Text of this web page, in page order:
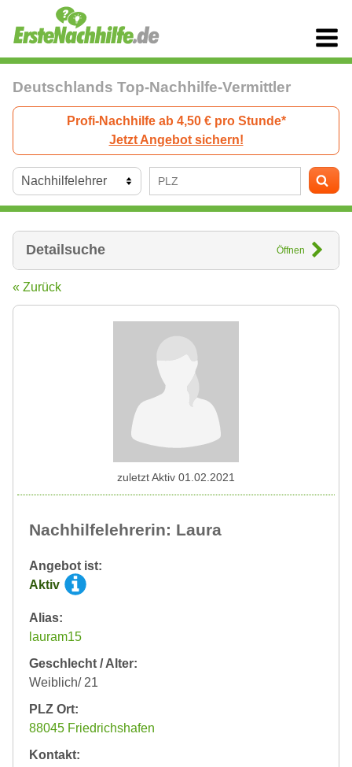
Deutschlands Top-Nachhilfe-Vermittler
Profi-Nachhilfe ab 4,50 € pro Stunde*
Jetzt Angebot sichern!
Detailsuche Öffnen
« Zurück
Nachhilfelehrerin: Laura
Angebot ist:
Aktiv
Alias:
lauram15
Geschlecht / Alter:
Weiblich/ 21
PLZ Ort:
88045 Friedrichshafen
Kontakt:
zuletzt Aktiv 01.02.2021